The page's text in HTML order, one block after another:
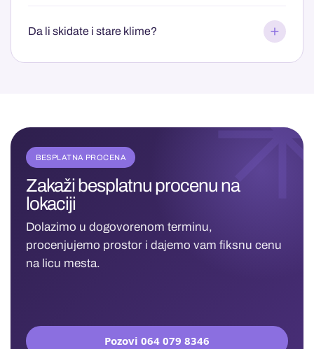
Da li skidate i stare klime?
BESPLATNA PROCENA
Zakaži besplatnu procenu na
lokaciji
Dolazimo u dogovorenom terminu,
procenjujemo prostor i dajemo vam fiksnu cenu
na licu mesta.
Pozovi 064 079 8346